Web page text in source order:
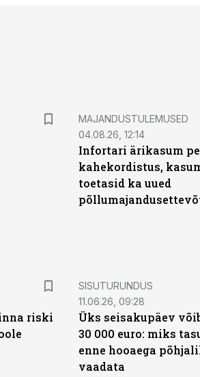
MAJANDUSTULEMUSED
04.08.26, 12:14
Infortari ärikasum
kahekordistus,
toetasid ka uued
riski
ST
SISUTURUNDUS
11.06.26, 09:28
Üks seisakupäev
30 000 euro: miks
enne hooaega
vaadata